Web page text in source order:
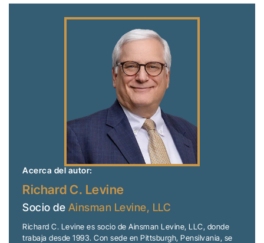
Acerca del autor:
Richard C. Levine
Socio de Ainsman Levine, LLC
Richard C. Levine es socio de Ainsman Levine, LLC, donde
trabaja desde 1993. Con sede en Pittsburgh, Pensilvania, se